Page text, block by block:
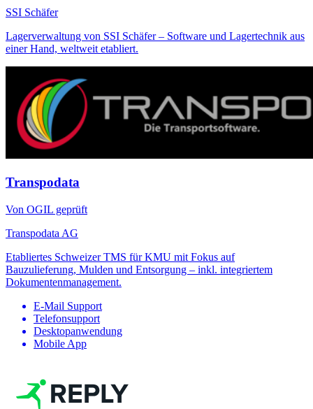
SSI Schäfer
Lagerverwaltung von SSI Schäfer – Software und Lagertechnik aus
einer Hand, weltweit etabliert.
Transpodata
Von OGIL geprüft
Transpodata AG
Etabliertes Schweizer TMS für KMU mit Fokus auf
Bauzulieferung, Mulden und Entsorgung – inkl. integriertem
Dokumentenmanagement.
E-Mail Support
Telefonsupport
Desktopanwendung
Mobile App